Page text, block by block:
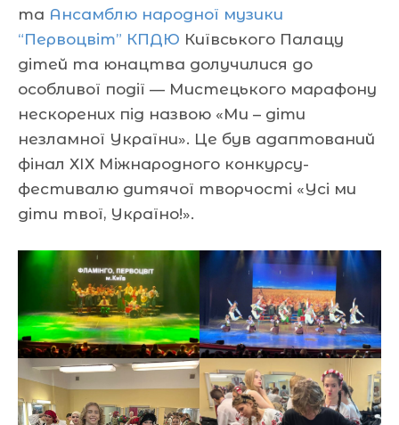
та Ансамблю народної музики
“Первоцвіт” КПДЮ Київського Палацу
дітей та юнацтва долучилися до
особливої події — Мистецького марафону
нескорених під назвою «Ми – діти
незламної України». Це був адаптований
фінал ХІХ Міжнародного конкурсу-
фестивалю дитячої творчості «Усі ми
діти твої, Україно!».